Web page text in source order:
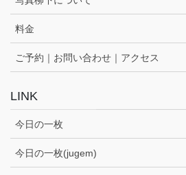
料金
ご予約｜お問い合わせ｜アクセス
LINK
今日の一枚
今日の一枚(jugem)